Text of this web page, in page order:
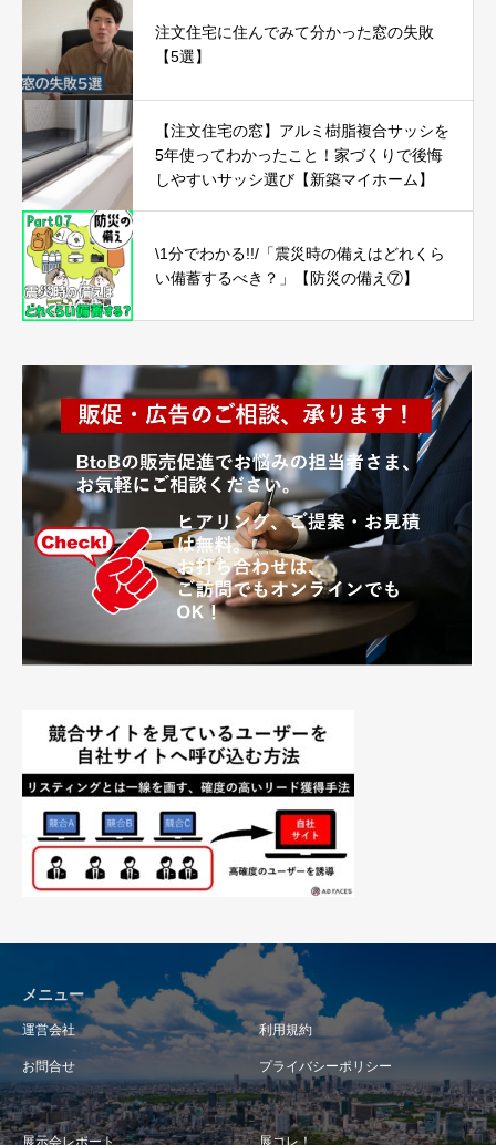
注文住宅に住んでみて分かった窓の失敗
【5選】
【注文住宅の窓】アルミ樹脂複合サッシを
5年使ってわかったこと！家づくりで後悔
しやすいサッシ選び【新築マイホーム】
\1分でわかる!!/「震災時の備えはどれくら
い備蓄するべき？」【防災の備え⑦】
メニュー
運営会社 利用規約
お問合せ プライバシーポリシー
展示会レポート 展コレ！